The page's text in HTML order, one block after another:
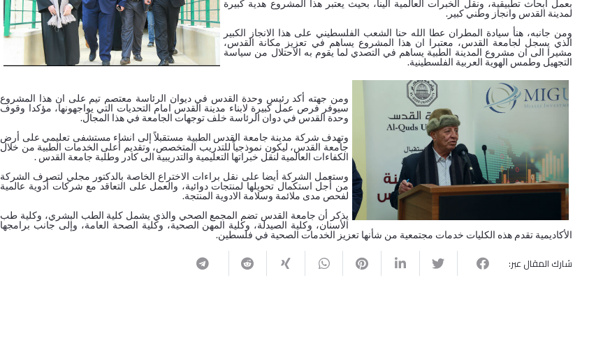
بعمل ابحاث تطبيقية، ونقل الخبرات العالمية الينا، بحيث يعتبر هذا المشروع هدية كبيرة
لمدينة القدس وانجاز وطني كبير.
ومن جانبه، هنأ سيادة المطران عطا الله حنا الشعب الفلسطيني على هذا الانجاز الكبير
الذي يسجل لجامعة القدس، معتبرا ان هذا المشروع يساهم في تعزيز مكانة القدس،
مشيرا الى ان مشروع المدينة الطبية يساهم في التصدي لما يقوم به الاحتلال من سياسة
التجهيل وطمس الهوية العربية الفلسطينية.
ومن جهته أكد رئيس وحدة القدس في ديوان الرئاسة معتصم تيم على ان هذا المشروع
سيوفر فرص عمل كبيرة لابناء مدينة القدس امام التحديات التي يواجهونها، مؤكدا وقوف
وحدة القدس في دوان الرئاسة خلف توجهات الجامعة في هذا المجال.
وتهدف شركة مدينة جامعة القدس الطبية مستقبلاً إلى انشاء مستشفى تعليمي على أرض
جامعة القدس، ليكون نموذجياً للتدريب المتخصص، وتقديم أعلى الخدمات الطبية من خلال
الكفاءات العالمية لنقل خبراتها التعليمية والتدريبية الى كادر وطلبة جامعة القدس .
وستعمل الشركة أيضا على نقل براءات الاختراع الخاصة بالدكتور مجلي لتصرف الشركة
من أجل استكمال تحويلها لمنتجات دوائية، والعمل على التعاقد مع شركات أدوية عالمية
لفحص مدى ملائمة وسلامة الادوية المنتجة.
يذكر أن جامعة القدس تضم المجمع الصحي والذي يشمل كلية الطب البشري، وكلية طب
الأسنان، وكلية الصيدلة، وكلية المهن الصحية، وكلية الصحة العامة، وإلى جانب برامجها
الأكاديمية تقدم هذه الكليات خدمات مجتمعية من شأنها تعزيز الخدمات الصحية في فلسطين.
شارك المقال عبر: